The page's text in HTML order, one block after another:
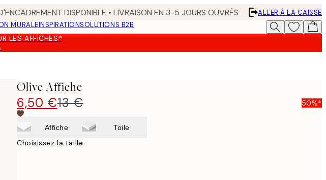
DISPONIBLE • LIVRAISON EN 3-5 JOURS OUVRÉS
ALLER À LA CAISSE
MURALEINSPIRATIONSOLUTIONS B2B
LES AFFICHES*
Olive Affiche
6,50 €13 € 50%*
Affiche Toile
Choisissez la taille